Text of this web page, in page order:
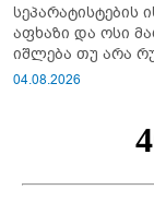
სეპარატისტების
აფხაზი და ოსი
იშლება თუ არა
სისტემა?!
04.08.2026